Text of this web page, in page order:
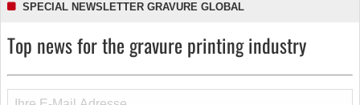
SPECIAL NEWSLETTER GRAVURE GLOBAL
Top news for the gravure printing industry